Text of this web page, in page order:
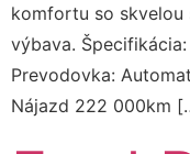
komfortu so skvelou
výbava.
Prevodovka:
Nájazd 222 000km